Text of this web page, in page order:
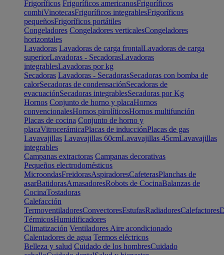
Frigoríficos Frigoríficos americanosFrigoríficos
combiVinotecasFrigoríficos integrablesFrigoríficos
pequeñosFrigoríficos portátiles
Congeladores Congeladores verticalesCongeladores
horizontales
Lavadoras Lavadoras de carga frontalLavadoras de carga
superiorLavadoras - SecadorasLavadoras
integrablesLavadoras por kg
Secadoras Lavadoras - SecadorasSecadoras con bomba de
calorSecadoras de condensaciónSecadoras de
evacuaciónSecadoras integrablesSecadoras por Kg
Hornos Conjunto de horno y placaHornos
convencionalesHornos pirolíticosHornos multifunción
Placas de cocina Conjunto de horno y
placaVitrocerámicaPlacas de inducciónPlacas de gas
Lavavajillas Lavavajillas 60cmLavavajillas 45cmLavavajillas
integrables
Campanas extractoras Campanas decorativas
Pequeños electrodomésticos
MicroondasFreidorasAspiradoresCafeterasPlanchas de
asarBatidorasAmasadoresRobots de CocinaBalanzas de
CocinaTostadoras
Calefacción
TermoventiladoresConvectoresEstufasRadiadoresCalefactores
TérmicosHumidificadores
Climatización Ventiladores Aire acondicionado
Calentadores de agua Termos eléctricos
Belleza y salud Cuidado de los hombresCuidado